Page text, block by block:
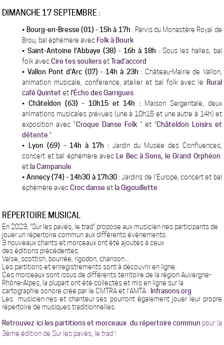
DIMANCHE 17 SEPTEMBRE :
• Bourg-en-Bresse (01) - 15h à 17h : Parvis du Monastère Royal de
Brou, bal éphémère avec Folk à Bourk
• Saint-Antoine l'Abbaye (38) - 16h à 18h : Sous les halles, bal
folk avecCire tes souliersetTrad’accord
• Vallon Pont d'Arc (07) - 14h à 23h : Château-Mairie de Vallon,
animation musicale, conférence, atelier et bal folk avec le Rural
café Quintet et l'Écho des Garrigues
• Châteldon (63) - 10h15 et 14h : Maison Sergentale, deux
animations musicales prévues (une à 10h15 et une autre à 14h) et
exposition avec "Croque Danse Folk" et "Châteldon Loisirs et
détente "
•
Lyon (69) - 14h à 17h : Jardin du Musée des Confluences,
concert et bal éphémère avec
Le Bec à Sons
le Grand Orphéon
et la Campanule
• Annecy (74) - 14h30 à 17h30: Jardins de l'Europe, concert et bal
éphémère avecCroc danse et la Gigouillette
RÉPERTOIRE MUSICAL
En 2023, "Sur les pavés, le trad" propose aux musicien·nes participants de
jouer un répertoire commun aux différents événements.
3 nouveaux chants et morceaux ont été ajoutés à ceux
des éditions précédentes.
Valse, scottish, bourrée, rigodon, chanson...
Les partitions et enregistrements sont à découvrir en ligne.
Ces morceaux sont issus de différents territoire de la région Auvergne-
Rhône-Alpes, la plupart ont été collectés et mis en ligne sur la
cartographie sonore crée par le CMTRA et l'AMTA : Infrasons.org
Les musicien·nes et chanteur·ses pourront également jouer leur propre
répertoire de musiques traditionnelles.
Retrouvez ici les partitions et morceaux du répertoire commun pour la
3ème édition de Sur les pavés, le trad !